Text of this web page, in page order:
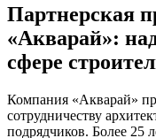
Партнерская
«Акварай»:
сфере
Компания «Акварай»
сотрудничеству
подрядчиков. Более 25